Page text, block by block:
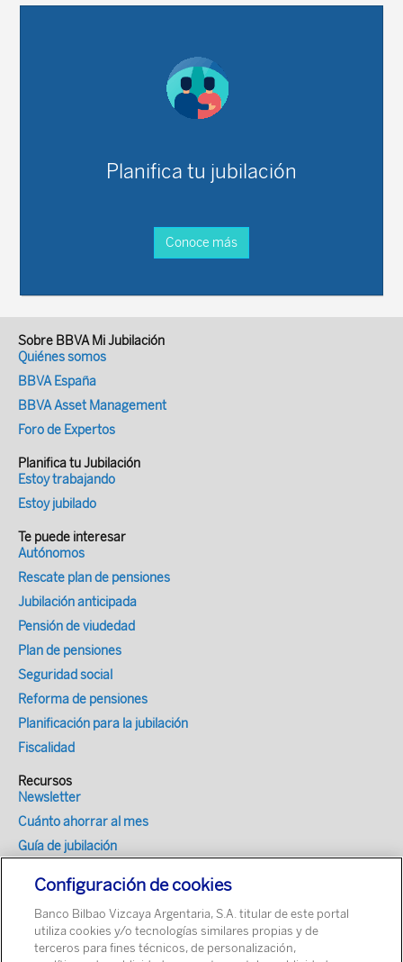
Planifica tu jubilación
Conoce más
Sobre BBVA Mi Jubilación
Quiénes somos
BBVA España
BBVA Asset Management
Foro de Expertos
Planifica tu Jubilación
Estoy trabajando
Estoy jubilado
Te puede interesar
Autónomos
Rescate plan de pensiones
Jubilación anticipada
Pensión de viudedad
Plan de pensiones
Seguridad social
Reforma de pensiones
Planificación para la jubilación
Fiscalidad
Recursos
Newsletter
Cuánto ahorrar al mes
Guía de jubilación
Optimizador fiscal
Simulador de Mi Jubilación para tu web
Configuración de cookies
Banco Bilbao Vizcaya Argentaria, S.A. titular de este portal
utiliza cookies y/o tecnologías similares propias y de
terceros para fines técnicos, de personalización,